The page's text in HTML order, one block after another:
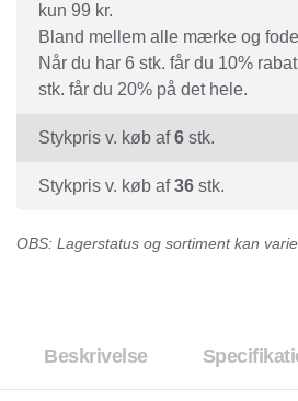
kun 99 kr.
Bland mellem alle mærke og
Når du har 6 stk. får du 10%
stk. får du 20% på det hele.
Stykpris v. køb af6 stk.
Stykpris v. køb af36 stk.
OBS: Lagerstatus og sortiment kan
Beskrivelse